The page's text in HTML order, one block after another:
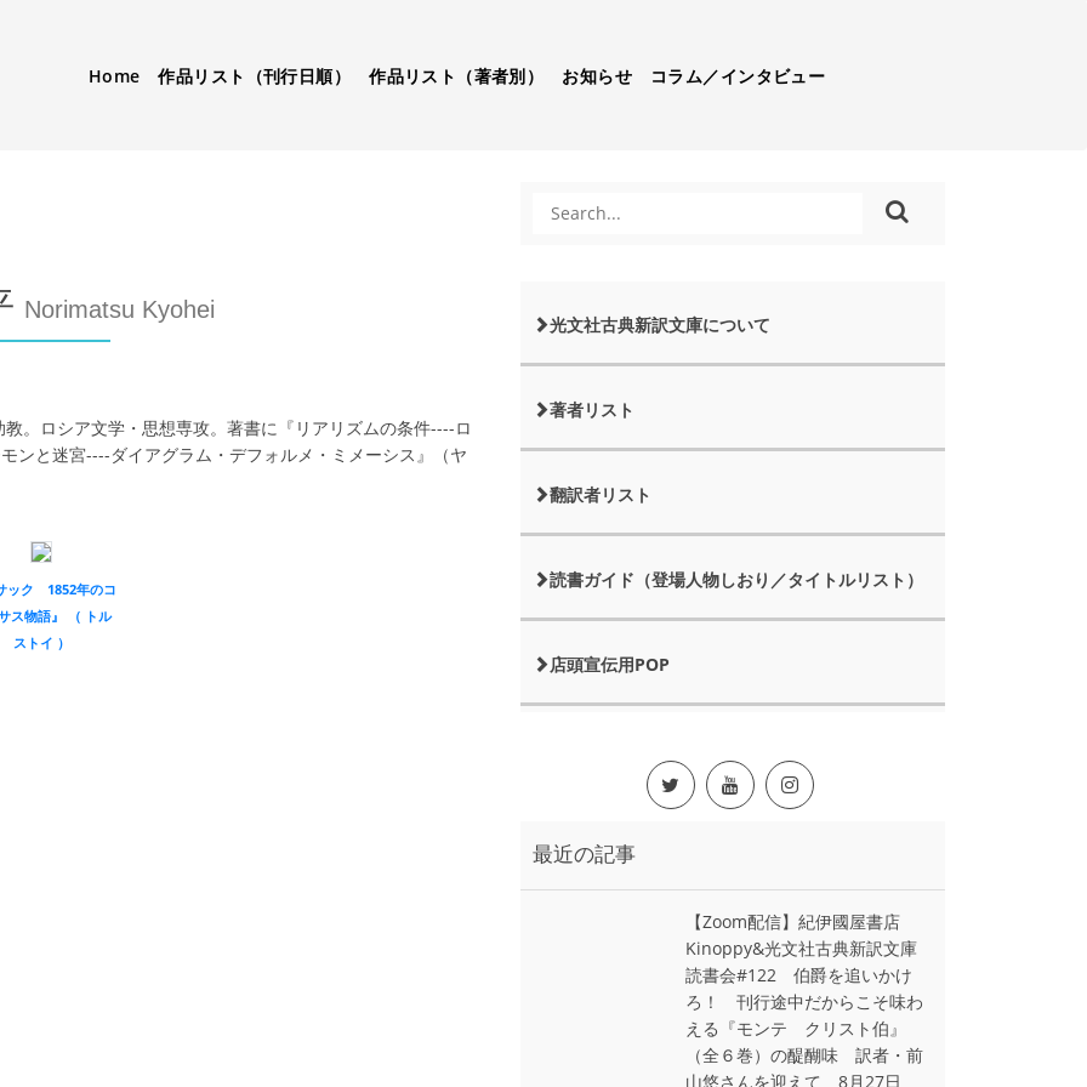
Home 作品リスト（刊行日順） 作品リスト（著者別） お知らせ コラム／インタビュー
Norimatsu Kyohei
。ロシア文学・思想専攻。著書に『リアリズムの条件----ロ
ンと迷宮----ダイアグラム・デフォルメ・ミメーシス』（ヤ
ック 1852年のコ
ス物語』 （ トル
ストイ ）
光文社古典新訳文庫について
著者リスト
翻訳者リスト
読書ガイド（登場人物しおり／タイトルリスト）
店頭宣伝用POP
最近の記事
【Zoom配信】紀伊國屋書店
Kinoppy&光文社古典新訳文庫
読書会#122 伯爵を追いかけ
ろ！ 刊行途中だからこそ味わ
える『モンテ゠クリスト伯』
（全６巻）の醍醐味 訳者・前
山悠さんを迎えて 8月27日